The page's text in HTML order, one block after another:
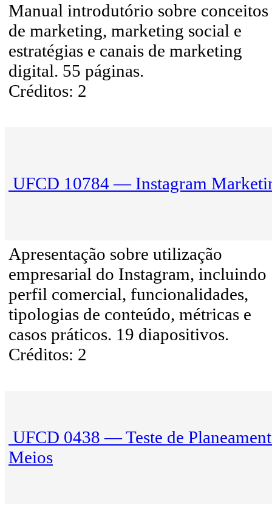
Manual introdutório sobre conceitos
de marketing, marketing social e
estratégias e canais de marketing
digital. 55 páginas.
Créditos: 2
UFCD 10784 — Instagram
Apresentação sobre utilização
empresarial do Instagram, incluindo
perfil comercial, funcionalidades,
tipologias de conteúdo, métricas e
casos práticos. 19 diapositivos.
Créditos: 2
UFCD 0438 — Teste de
Meios